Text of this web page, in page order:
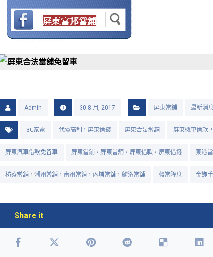
Admin 30 8 月, 2017 屏東當鋪 最新消息
3C家電 代償高利，屏東借錢 屏東合法當舖 屏東機車借款
屏東汽車借款免留車 屏東當鋪，屏東當舖，屏東借款，屏東借錢 東港
枋寮當舖，潮州當舖，南州當舖，內埔當舖，麟洛當舖 轉當降息 金飾